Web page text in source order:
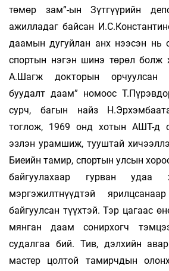
төмөр зам”-ын Зүтгүүрийн
ажилладаг байсан
даамын дугуйлан анх нээсэн нь
спортын нэгэн шинэ төрөл болж
А.Шагж докторын орчуулсан
буудалт даам” номоос
сурч, багын найз
тоглож, 1969 онд хотын АШТ-д
эзлэн урамшиж, тууштай
Биеийн тамир, спортын улсын
байгуулахаар гурван
мэргэжилтнүүдтэй
байгуулсан түүхтэй. Тэр цагаас
мянган даам сонирхогч
судалгаа бий. Тив, дэлхийн
мастер цолтой тамирчдын